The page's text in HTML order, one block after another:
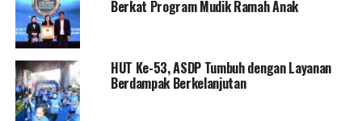
Berkat Program Mudik Ramah Anak
HUT Ke-53, ASDP Tumbuh dengan Layanan
Berdampak Berkelanjutan